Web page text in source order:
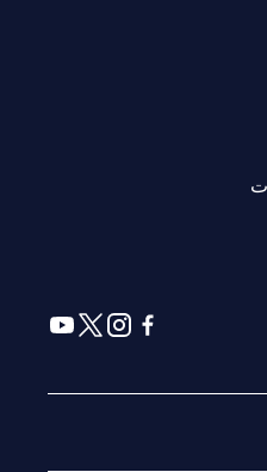
(opens in a new tab)